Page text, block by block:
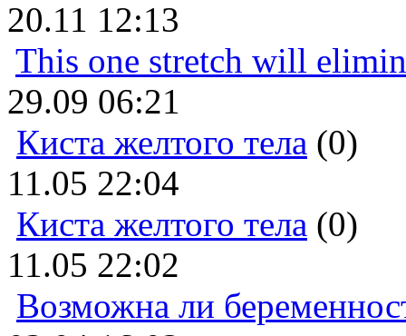
20.11 12:13
This one stretch will
29.09 06:21
Киста желтого тела (0)
11.05 22:04
Киста желтого тела (0)
11.05 22:02
Возможна ли